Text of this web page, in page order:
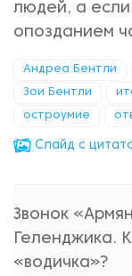
людей, а если
опозданием
Андреа Бентли
Зои Бентли
остроумие
Cлайд с
Звонок
Геленджика.
«водичка»?